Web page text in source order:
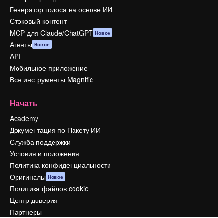
Генератор голоса на основе ИИ
Стоковый контент
MCP для Claude/ChatGPT Новое
Агенты Новое
API
Мобильное приложение
Все инструменты Magnific
Начать
Academy
Документация по Пакету ИИ
Служба поддержки
Условия и положения
Политика конфиденциальности
Оригиналы Новое
Политика файлов cookie
Центр доверия
Партнеры